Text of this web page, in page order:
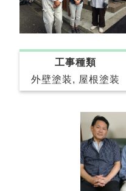
工事種類
外壁塗装, 屋根塗装